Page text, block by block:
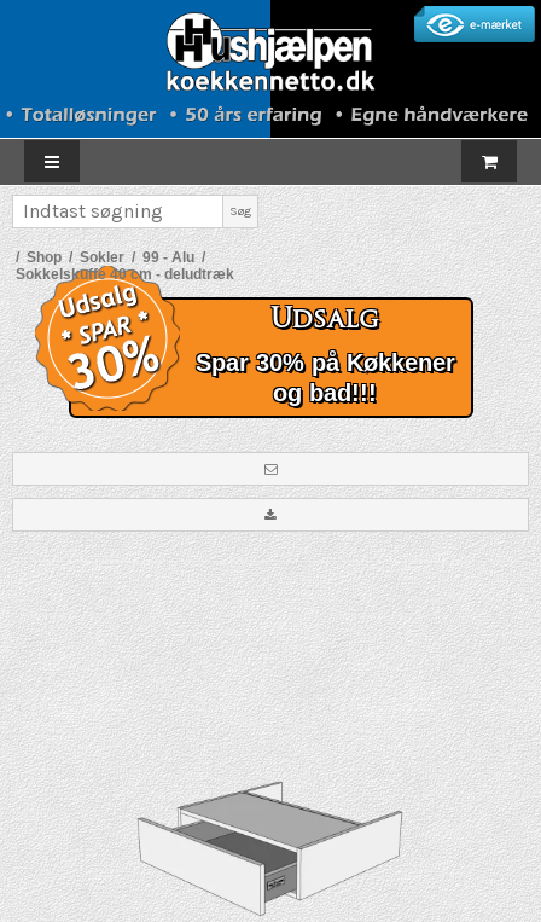
Søg
/ Shop / Sokler / 99 - Alu /
Sokkelskuffe 40 cm - deludtræk
Udsalg
Spar 30% på Køkkener
og bad!!!